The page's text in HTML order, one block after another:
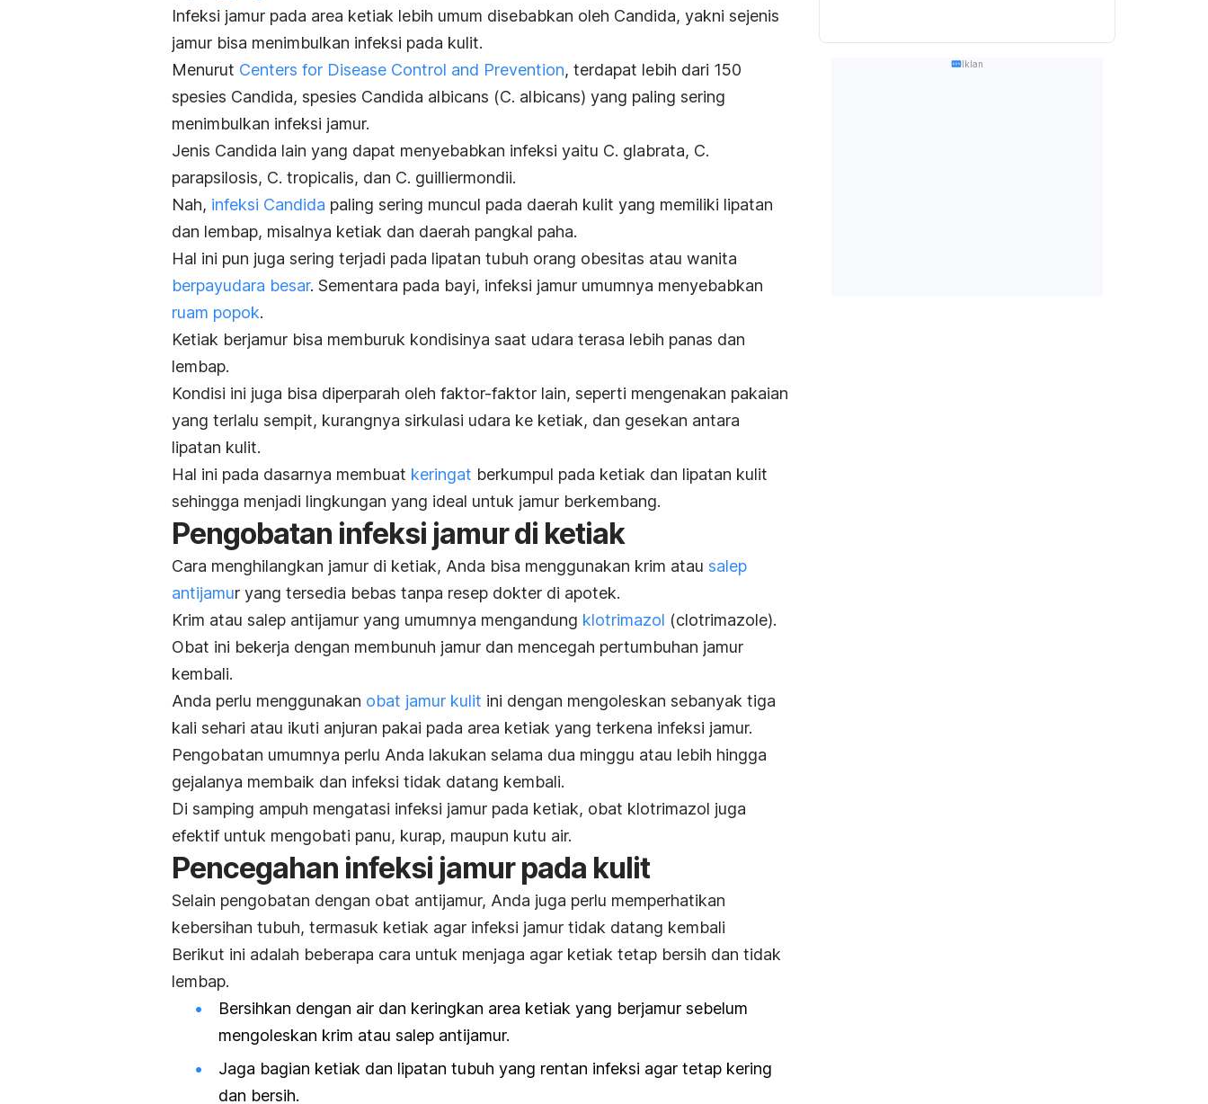
Infeksi jamur pada area ketiak lebih umum disebabkan oleh Candida, yakni sejenis
jamur bisa menimbulkan infeksi pada kulit.
Menurut Centers for Disease Control and Prevention, terdapat lebih dari 150
spesies Candida, spesies Candida albicans (C. albicans) yang paling sering
menimbulkan infeksi jamur.
Jenis Candida lain yang dapat menyebabkan infeksi yaitu C. glabrata, C.
parapsilosis, C. tropicalis, dan C. guilliermondii.
Nah, infeksi Candida paling sering muncul pada daerah kulit yang memiliki lipatan
dan lembap, misalnya ketiak dan daerah pangkal paha.
Hal ini pun juga sering terjadi pada lipatan tubuh orang obesitas atau wanita
berpayudara besar. Sementara pada bayi, infeksi jamur umumnya menyebabkan
ruam popok.
Ketiak berjamur bisa memburuk kondisinya saat udara terasa lebih panas dan
lembap.
Kondisi ini juga bisa diperparah oleh faktor-faktor lain, seperti mengenakan pakaian
yang terlalu sempit, kurangnya sirkulasi udara ke ketiak, dan gesekan antara
lipatan kulit.
Hal ini pada dasarnya membuat keringat berkumpul pada ketiak dan lipatan kulit
sehingga menjadi lingkungan yang ideal untuk jamur berkembang.
Pengobatan infeksi jamur di ketiak
Cara menghilangkan jamur di ketiak, Anda bisa menggunakan krim atau salep
antijamur yang tersedia bebas tanpa resep dokter di apotek.
Krim atau salep antijamur yang umumnya mengandung klotrimazol (clotrimazole).
Obat ini bekerja dengan membunuh jamur dan mencegah pertumbuhan jamur
kembali.
Anda perlu menggunakan obat jamur kulit ini dengan mengoleskan sebanyak tiga
kali sehari atau ikuti anjuran pakai pada area ketiak yang terkena infeksi jamur.
Pengobatan umumnya perlu Anda lakukan selama dua minggu atau lebih hingga
gejalanya membaik dan infeksi tidak datang kembali.
Di samping ampuh mengatasi infeksi jamur pada ketiak, obat klotrimazol juga
efektif untuk mengobati panu, kurap, maupun kutu air.
Pencegahan infeksi jamur pada kulit
Selain pengobatan dengan obat antijamur, Anda juga perlu memperhatikan
kebersihan tubuh, termasuk ketiak agar infeksi jamur tidak datang kembali
Berikut ini adalah beberapa cara untuk menjaga agar ketiak tetap bersih dan tidak
lembap.
Bersihkan dengan air dan keringkan area ketiak yang berjamur sebelum
mengoleskan krim atau salep antijamur.
Jaga bagian ketiak dan lipatan tubuh yang rentan infeksi agar tetap kering
dan bersih.
Iklan